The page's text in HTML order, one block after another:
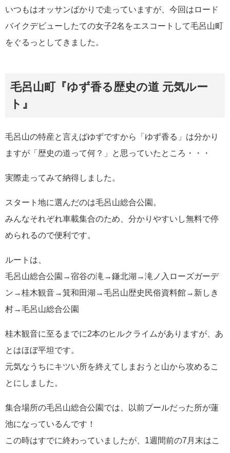
いつもはオッサンばかりで走っていますが、今回はロード
バイクデビューしたての女子2名をエスコートして毛呂山町
をぐるっとしてきました。
毛呂山町『ゆず香る歴史の道 元気ルー
ト』
毛呂山の特産と言えばゆずですから「ゆず香る」は分かり
ますが「歴史の道って何？」と思っていたところ・・・
実際走ってみて納得しました。
スタート地に選んだのは毛呂山総合公園。
みんなそれぞれ車載集合のため、分かりやすいし無料で停
められるので便利です。
ルートは、
毛呂山総合公園→宿谷の滝→鎌北湖→滝ノ入ローズガーデ
ン→桂木観音→箕和田湖→毛呂山歴史民俗資料館→新しき
村→毛呂山総合公園
桂木観音に至るまでに2本のヒルクライムがありますが、あ
とはほぼ平坦です。
元気なうちにキツい所を終えてしまおうと山から攻めるこ
とにしました。
集合場所の毛呂山総合公園では、以前プールだった所が蓮
池になっているんです！
この時はすでに終わっていましたが、1週間前の7月末はこ